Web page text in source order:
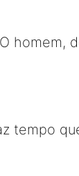
homem,
tempo